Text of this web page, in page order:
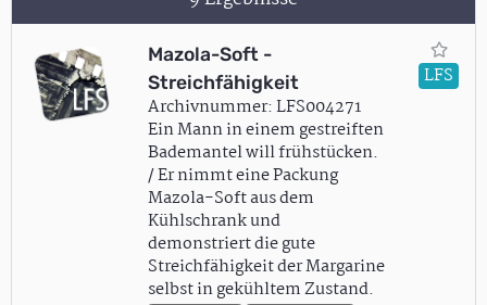
Mazola-Soft -
Streichfähigkeit
Archivnummer: LFS004271
Ein Mann in einem gestreiften
Bademantel will frühstücken.
/ Er nimmt eine Packung
Mazola-Soft aus dem
Kühlschrank und
demonstriert die gute
Streichfähigkeit der Margarine
selbst in gekühltem Zustand.
LFS